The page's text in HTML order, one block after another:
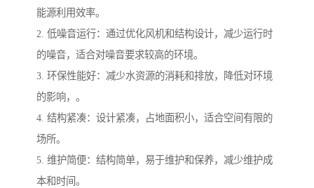
能源利用效率。
2. 低噪音运行：通过优化风机和结构设计，减少运行时
的噪音，适合对噪音要求较高的环境。
3. 环保性能好：减少水资源的消耗和排放，降低对环境
的影响，。
4. 结构紧凑：设计紧凑，占地面积小，适合空间有限的
场所。
5. 维护简便：结构简单，易于维护和保养，减少维护成
本和时间。